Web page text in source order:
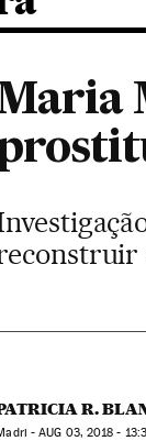
R.
-AUG 03, 2018 -